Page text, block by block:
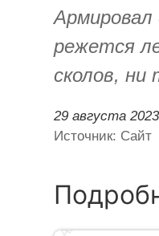
режется
сколов,
29 августа
Источник: Сайт